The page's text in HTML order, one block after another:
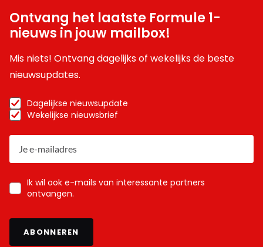
Ontvang het laatste Formule 1-
nieuws in jouw mailbox!
Mis niets! Ontvang dagelijks of wekelijks de beste
nieuwsupdates.
Dagelijkse nieuwsupdate
Wekelijkse nieuwsbrief
Ik wil ook e-mails van interessante partners
ontvangen.
ABONNEREN